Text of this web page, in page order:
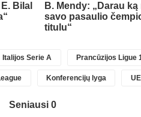
Bilal
B. Mendy: „Darau
savo pasaulio
titulu“
Italijos Serie A Prancūzijos Ligue
Konferencijų lyga
Seniausi 0